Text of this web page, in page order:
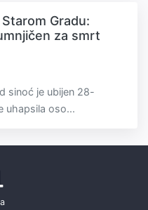
Gradu:
za smrt
sinoć je ubijen 28-
uhapsila oso...